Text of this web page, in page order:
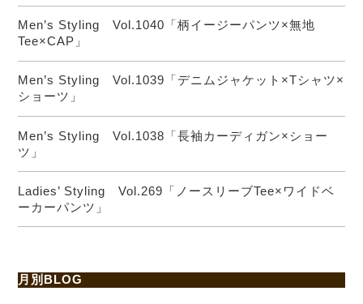
Men’s Styling Vol.1040「柄イージーパンツ×無地
Tee×CAP」
Men’s Styling Vol.1039「デニムジャケット×Tシャツ×
ショーツ」
Men’s Styling Vol.1038「長袖カーディガン×ショー
ツ」
Ladies’ Styling Vol.269「ノースリーブTee×ワイドベ
ーカーパンツ」
月別BLOG